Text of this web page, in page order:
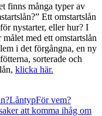
finns många typer av
Ett omstartslån
nystarter, eller hur? I
med ett omstartslån
i det förgångna, en ny
sorterade och
klicka här.
LåntypFör vem?
att komma ihåg om